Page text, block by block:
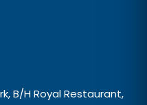
B/H Royal Restaurant,